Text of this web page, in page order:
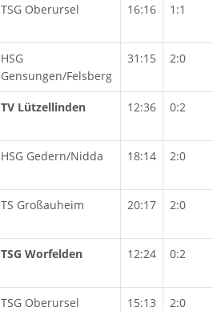
TSG Oberursel 16:16 1:1
HSG
Gensungen/Felsberg
31:15 2:0
TV Lützellinden 12:36 0:2
HSG Gedern/Nidda 18:14 2:0
TS Großauheim 20:17 2:0
TSG Worfelden 12:24 0:2
TSG Oberursel 15:13 2:0